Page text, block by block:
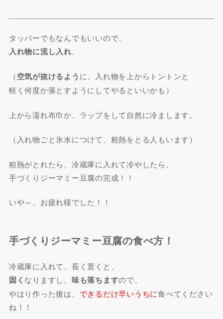
タッパーでもなんでもいいので、
入れ物に流し入れ
（空気が抜けるよう に、入れ物を上からトントンと
軽く何度か落とすようにしてやるといいかも）
上から濡れ布巾か、ラップをして自然に冷まします。
（入れ物ごと氷水につけて、粗熱をとる人もいます）
粗熱がとれたら、冷蔵庫に入れて冷やしたら、
手づくりジーマミー豆腐の完成！！
いや～、お疲れ様でした！！
手づくりジーマミー豆腐の食べ方！
冷蔵庫に入れて、長く置くと、
固く なりますし、 味も落ちますので、
やはり作った後は、 できるだけ早いうちに食べてください
ね！！